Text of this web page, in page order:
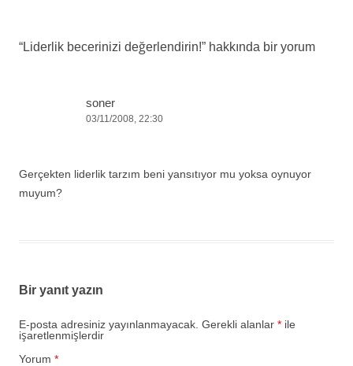
“Liderlik becerinizi değerlendirin!” hakkında bir yorum
soner
03/11/2008, 22:30
Gerçekten liderlik tarzım beni yansıtıyor mu yoksa oynuyor
muyum?
Bir yanıt yazın
E-posta adresiniz yayınlanmayacak. Gerekli alanlar * ile
işaretlenmişlerdir
Yorum *